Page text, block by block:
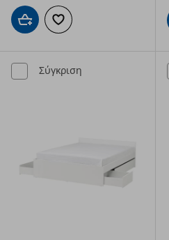
Προσθήκη στο καλάθι
Προσθήκη στα αγαπημένα
Σύγκριση